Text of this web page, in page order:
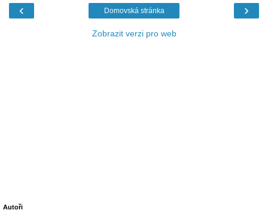
‹ ›
Domovská stránka
Zobrazit verzi pro web
Autoři